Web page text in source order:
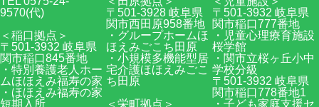
9570(代)
＜稲口拠点＞
〒501-3932 岐阜県
関市稲口845番地
・特別養護老人ホー
ムほほえみ福寿の家
・ほほえみ福寿の家
短期入所
〒501-3928 岐阜県
関市西田原958番地
・グループホームほ
ほえみごこち田原
・小規模多機能型居
宅介護ほほえみごこ
ち田原
＜栄町拠点＞
〒501-3932 岐阜県
関市稲口777番地
・児童心理療育施設
桜学館
・関市立桜ヶ丘小中
学校分級
〒501-3932 岐阜県
関市稲口778番地1
・子ども家庭支援セ